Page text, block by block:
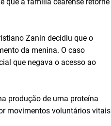
Zanin decidiu que o
da menina. O caso
que negava o acesso ao
produção de uma proteína
movimentos voluntários vitais